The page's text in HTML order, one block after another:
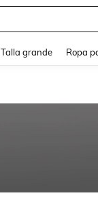
Talla grande Ropa